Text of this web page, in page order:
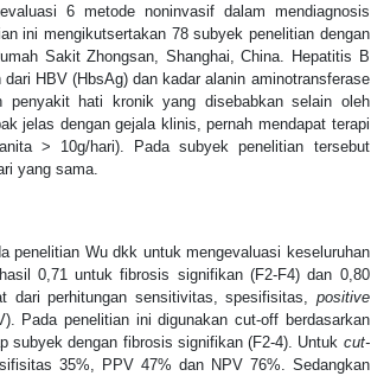
6 metode noninvasif dalam mendiagnosis
ini mengikutsertakan 78 subyek penelitian dengan
Sakit Zhongsan, Shanghai, China. Hepatitis B
HBV (HbsAg) dan kadar alanin aminotransferase
hati kronik yang disebabkan selain oleh
jelas dengan gejala klinis, pernah mendapat terapi
> 10g/hari). Pada subyek penelitian tersebut
yang sama.
penelitian Wu dkk untuk mengevaluasi keseluruhan
0,71 untuk fibrosis signifikan (F2-F4) dan 0,80
dari perhitungan sensitivitas, spesifisitas,
positive
Pada penelitian ini digunakan cut-off berdasarkan
subyek dengan fibrosis signifikan (F2-4). Untuk cut-
35%, PPV 47% dan NPV 76%. Sedangkan